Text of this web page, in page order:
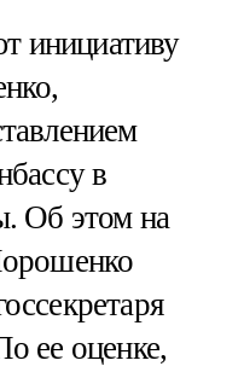
инициативу
в
Об этом на
ее оценке,